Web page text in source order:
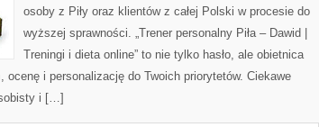
osoby z Piły oraz klientów z całej Polski w procesie do
wyższej sprawności. „Trener personalny Piła – Dawid |
Treningi i dieta online” to nie tylko hasło, ale obietnica
ocenę i personalizację do Twoich priorytetów. Ciekawe
i […]